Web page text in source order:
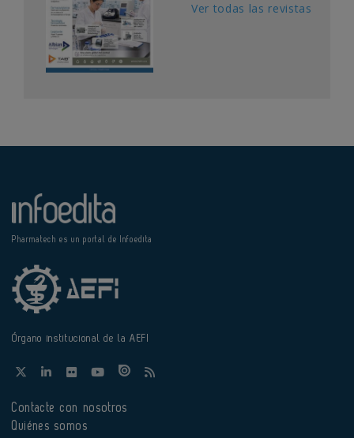
Ver todas las revistas
Pharmatech es un portal de Infoedita
Órgano institucional de la AEFI
Contacte con nosotros
Quiénes somos